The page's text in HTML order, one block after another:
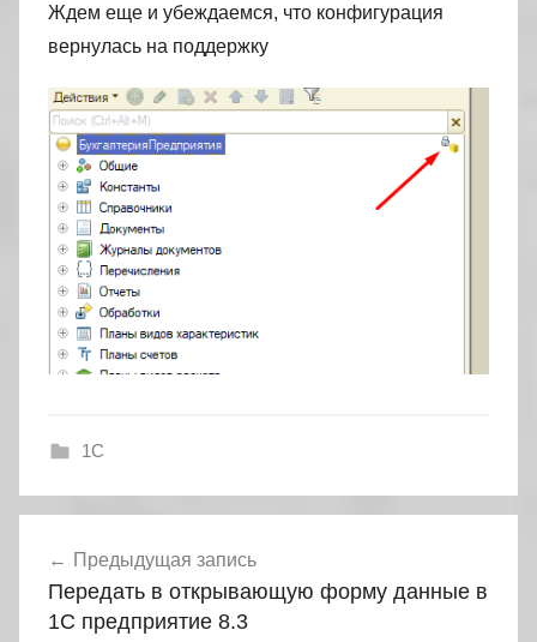
Ждем еще и убеждаемся, что конфигурация
вернулась на поддержку
1С
по
записям
Предыдущая запись
Передать в открывающую форму данные в
1С предприятие 8.3